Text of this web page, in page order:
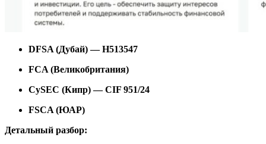
DFSA (Дубай) — H513547
FCA (Великобритания)
CySEC (Кипр) — CIF 951/24
FSCA (ЮАР)
Детальный разбор: